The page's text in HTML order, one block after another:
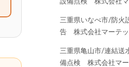
設備点検 株式会社マ
三重県いなべ市/防火
告 株式会社マーテッ
三重県亀山市/連結送
備点検 株式会社マー